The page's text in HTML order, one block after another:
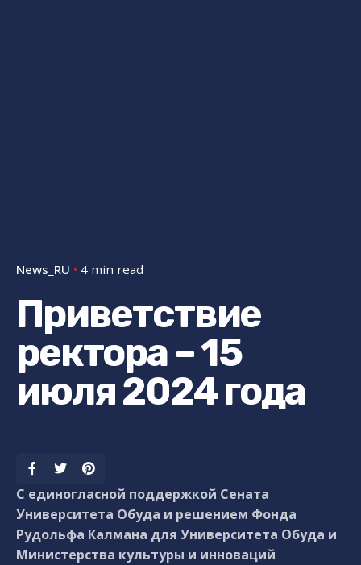
News_RU 4 min read
Приветствие
ректора – 15
июля 2024 года
С единогласной поддержкой Сената
Университета Обуда и решением Фонда
Рудольфа Калмана для Университета Обуда и
Министерства культуры и инноваций